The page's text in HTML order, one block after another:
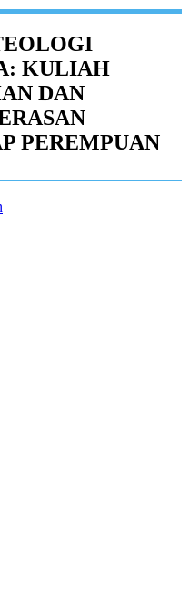
KULIAH
DAN
PEREMPUAN